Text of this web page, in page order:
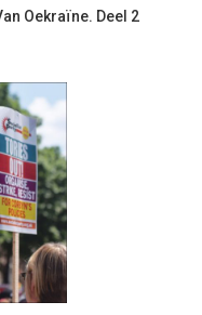
Oekraïne. Deel 2